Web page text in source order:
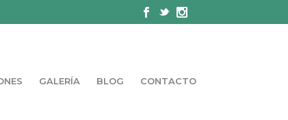
GALERÍA BLOG CONTACTO